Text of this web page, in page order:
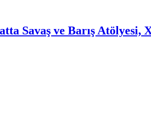
Savaş ve Barış Atölyesi,